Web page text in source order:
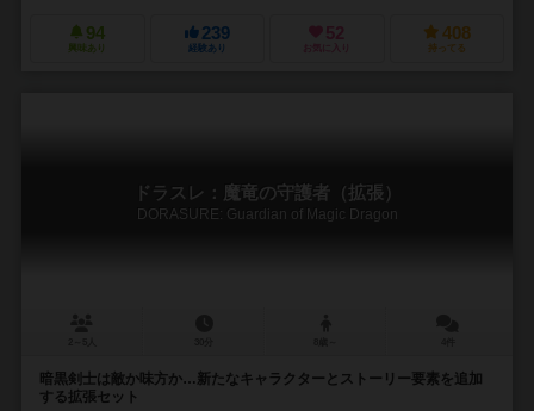
94
興味あり
239
経験あり
52
お気に入り
408
持ってる
ドラスレ：魔竜の守護者（拡張）
DORASURE: Guardian of Magic Dragon
暗黒剣士は敵か味方か…新たなキャラクターとストーリー要素を追加
する拡張セット